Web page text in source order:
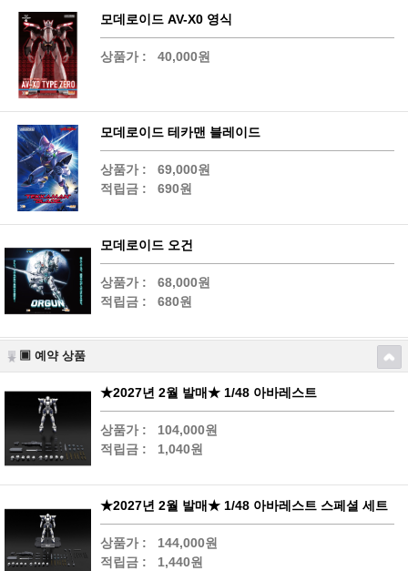
모데로이드 AV-X0 영식
상품가 : 40,000원
모데로이드 테카맨 블레이드
상품가 :
69,000원
적립금 :
690원
모데로이드 오건
상품가 :
68,000원
적립금 :
680원
▣ 예약 상품
★2027년 2월 발매★ 1/48 아바레스트
상품가 :
104,000원
적립금 :
1,040원
★2027년 2월 발매★ 1/48 아바레스트 스페셜 세트
상품가 :
144,000원
적립금 :
1,440원